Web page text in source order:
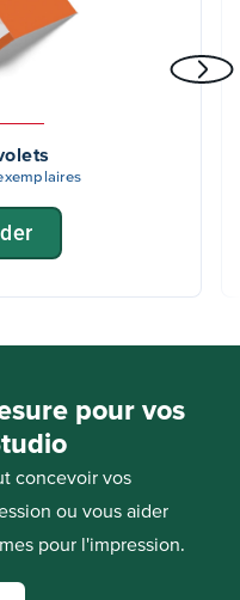
pour vos
concevoir vos
ou vous aider
pour l'impression.